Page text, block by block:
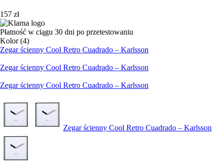
157 zł
Płatność w ciągu 30 dni po przetestowaniu
Kolor (4)
Zegar ścienny Cool Retro Cuadrado – Karlsson
Zegar ścienny Cool Retro Cuadrado – Karlsson
Zegar ścienny Cool Retro Cuadrado – Karlsson
Zegar ścienny Cool Retro Cuadrado – Karlsson